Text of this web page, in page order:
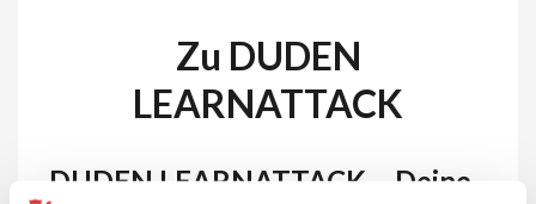
Zu DUDEN
LEARNATTACK
DUDEN LEARNATTACK – Deine